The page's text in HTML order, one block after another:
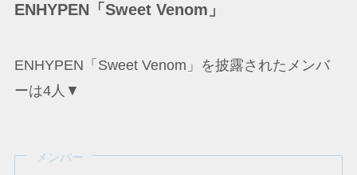
ENHYPEN「Sweet Venom」
ENHYPEN「Sweet Venom」を披露されたメンバ
ーは4人▼
メンバー